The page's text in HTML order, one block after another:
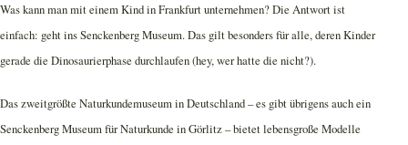
Was kann man mit einem Kind in Frankfurt unternehmen? Die Antwort ist
einfach: geht ins Senckenberg Museum. Das gilt besonders für alle, deren Kinder
gerade die Dinosaurierphase durchlaufen (hey, wer hatte die nicht?).
Das zweitgrößte Naturkundemuseum in Deutschland – es gibt übrigens auch ein
Senckenberg Museum für Naturkunde in Görlitz – bietet lebensgroße Modelle